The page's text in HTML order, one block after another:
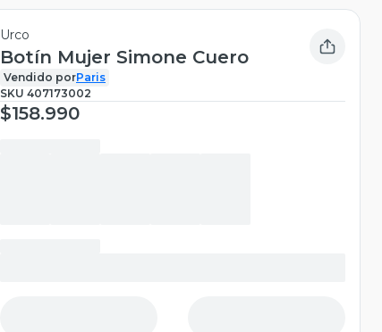
Urco
Botín Mujer Simone Cuero
Vendido porParis
SKU 407173002
$158.990